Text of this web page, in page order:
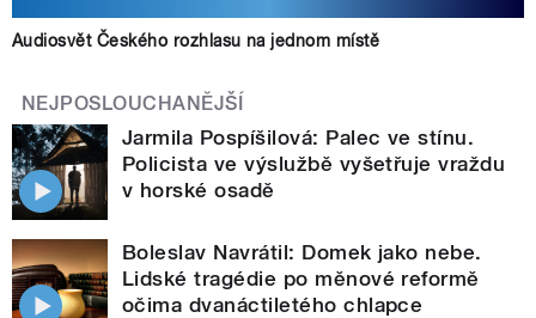
Audiosvět Českého rozhlasu na jednom místě
NEJPOSLOUCHANĚJŠÍ
Jarmila Pospíšilová: Palec ve stínu.
Policista ve výslužbě vyšetřuje vraždu
v horské osadě
Boleslav Navrátil: Domek jako nebe.
Lidské tragédie po měnové reformě
očima dvanáctiletého chlapce